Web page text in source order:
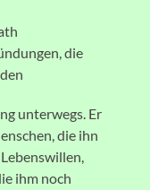
die
unterwegs. Er
die ihn
ihm noch